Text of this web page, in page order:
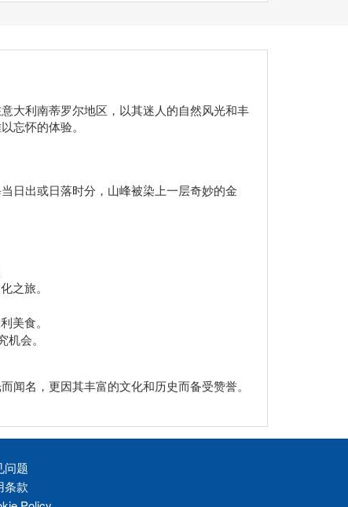
大利南蒂罗尔地区，以其迷人的自然风光和丰
忘怀的体验。
日出或日落时分，山峰被染上一层奇妙的金
之旅。
美食。
会。
名，更因其丰富的文化和历史而备受赞誉。
问题
条款